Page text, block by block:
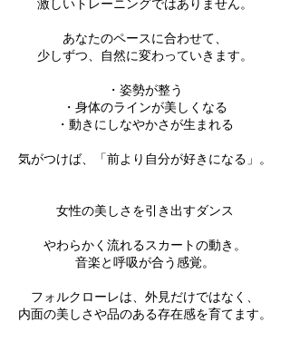
激しいトレーニングではありません。
あなたのペースに合わせて、
少しずつ、自然に変わっていきます。
・姿勢が整う
・身体のラインが美しくなる
・動きにしなやかさが生まれる
気がつけば、「前より自分が好きになる」。
女性の美しさを引き出すダンス
やわらかく流れるスカートの動き。
音楽と呼吸が合う感覚。
フォルクローレは、外見だけではなく、
内面の美しさや品のある存在感を育てます。